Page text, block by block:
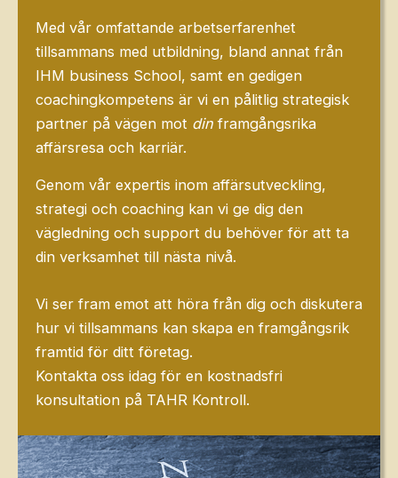
Med vår omfattande arbetserfarenhet
tillsammans med utbildning, bland annat från
IHM business School, samt en gedigen
coachingkompetens är vi en pålitlig strategisk
partner på vägen mot din framgångsrika
affärsresa och karriär.
Genom vår expertis inom affärsutveckling,
strategi och coaching kan vi ge dig den
vägledning och support du behöver för att ta
din verksamhet till nästa nivå.
Vi ser fram emot att höra från dig och diskutera
hur vi tillsammans kan skapa en framgångsrik
framtid för ditt företag.
Kontakta oss idag för en kostnadsfri
konsultation på TAHR Kontroll.